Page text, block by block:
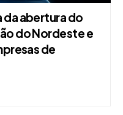
abertura do
do Nordeste e
de